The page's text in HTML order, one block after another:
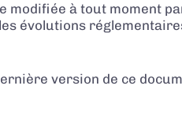
à tout moment
évolutions
version de ce